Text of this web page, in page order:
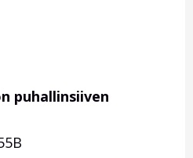
puhallinsiiven